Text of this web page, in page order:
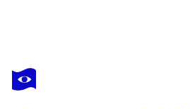
ANASTASIA
KRAINEVA